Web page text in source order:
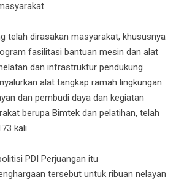
telah dirasakan masyarakat, khususnya
fasilitasi bantuan mesin dan alat
dan infrastruktur pendukung
alat tangkap ramah lingkungan
dan pembudi daya dan kegiatan
berupa Bimtek dan pelatihan, telah
kali.
PDI Perjuangan itu
tersebut untuk ribuan nelayan